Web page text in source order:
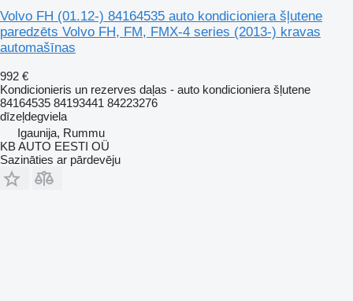
Volvo FH (01.12-) 84164535 auto kondicioniera šļutene
paredzēts Volvo FH, FM, FMX-4 series (2013-) kravas
automašīnas
992 €
Kondicionieris un rezerves daļas - auto kondicioniera šļutene
84164535 84193441 84223276
dīzeļdegviela
Igaunija, Rummu
KB AUTO EESTI OÜ
Sazināties ar pārdevēju